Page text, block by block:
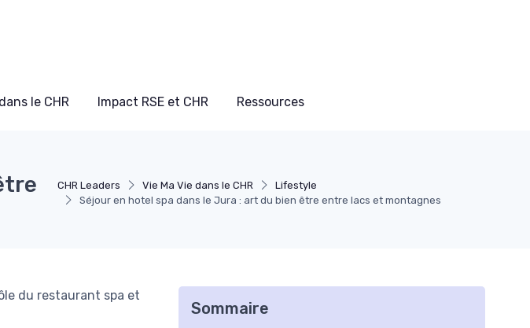
le CHR Impact RSE et CHR Ressources
CHR Leaders Vie Ma Vie dans le CHR
Lifestyle
Séjour en hotel spa dans le Jura : art du bien être entre lacs et montagnes
du restaurant spa et
Sommaire